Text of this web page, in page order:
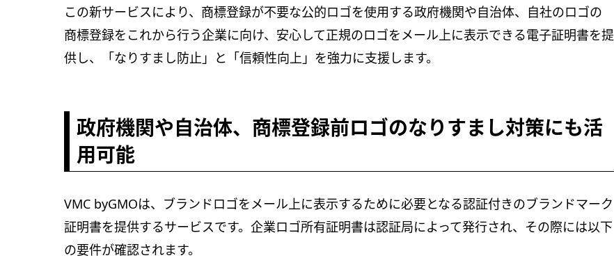
この新サービスにより、商標登録が不要な公的ロゴを使用する政府機関や自治体、自社のロゴの
商標登録をこれから行う企業に向け、安心して正規のロゴをメール上に表示できる電子証明書を提
供し、「なりすまし防止」と「信頼性向上」を強力に支援します。
政府機関や自治体、商標登録前ロゴのなりすまし対策にも活
用可能
VMC byGMOは、ブランドロゴをメール上に表示するために必要となる認証付きのブランドマーク
証明書を提供するサービスです。企業ロゴ所有証明書は認証局によって発行され、その際には以下
の要件が確認されます。